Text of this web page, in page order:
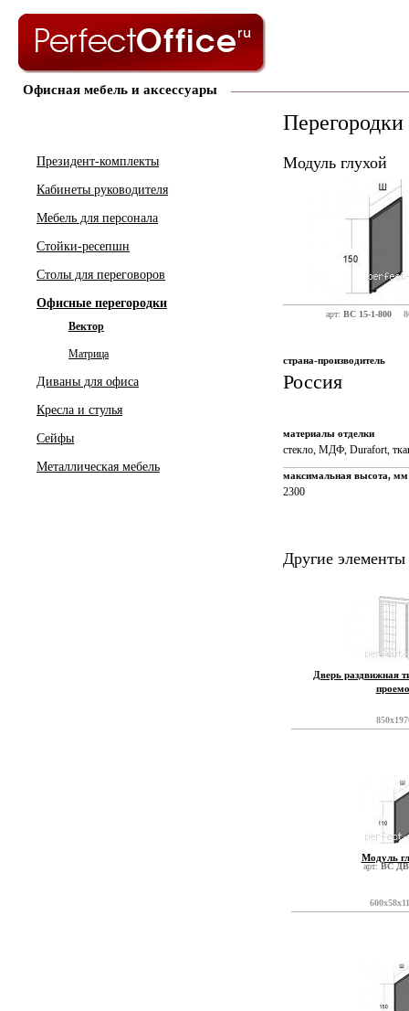
Офисная мебель и аксессуары
Президент-комплекты
Кабинеты руководителя
Мебель для персонала
Стойки-ресепшн
Столы для переговоров
Офисные перегородки
Вектор
Матрица
Диваны для офиса
Кресла и стулья
Сейфы
Металлическая мебель
Модуль глухой
арт: ВС 15-1-800
страна-производитель
Россия
материалы отделки
стекло, МДФ, Durafort,
максимальная высота, мм
2300
Другие элементы
Дверь раздвижная
арт:ВС
Модуль